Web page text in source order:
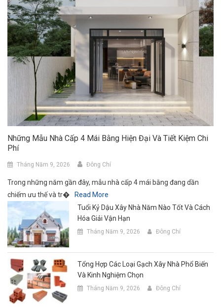
Những Mẫu Nhà Cấp 4 Mái Bằng Hiện Đại Và Tiết Kiệm Chi
Phí
Tháng Năm 9, 2026 Đông Chí
Trong những năm gần đây, mẫu nhà cấp 4 mái bằng đang dần
chiếm ưu thế và tr�
Read More
Tuổi Kỷ Dậu Xây Nhà Năm Nào Tốt Và Cách
Hóa Giải Vận Hạn
Tháng Năm 9, 2026 Đông Chí
Tổng Hợp Các Loại Gạch Xây Nhà Phổ Biến
Và Kinh Nghiệm Chọn
Tháng Năm 9, 2026 Đông Chí